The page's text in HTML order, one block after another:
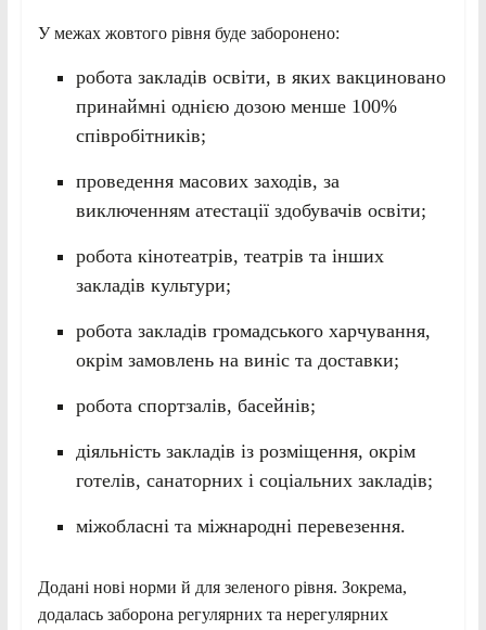
У межах жовтого рівня буде заборонено:
робота закладів освіти, в яких вакциновано
принаймні однією дозою менше 100%
співробітників;
проведення масових заходів, за
виключенням атестації здобувачів освіти;
робота кінотеатрів, театрів та інших
закладів культури;
робота закладів громадського харчування,
окрім замовлень на виніс та доставки;
робота спортзалів, басейнів;
діяльність закладів із розміщення, окрім
готелів, санаторних і соціальних закладів;
міжобласні та міжнародні перевезення.
Додані нові норми й для зеленого рівня. Зокрема,
додалась заборона регулярних та нерегулярних